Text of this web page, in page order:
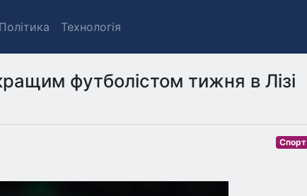
Політика Технологія
футболістом тижня в Лізі
Спорт